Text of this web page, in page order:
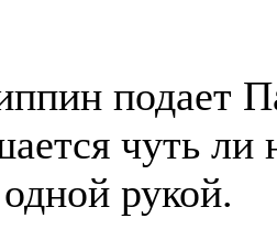
подает
чуть ли
рукой.